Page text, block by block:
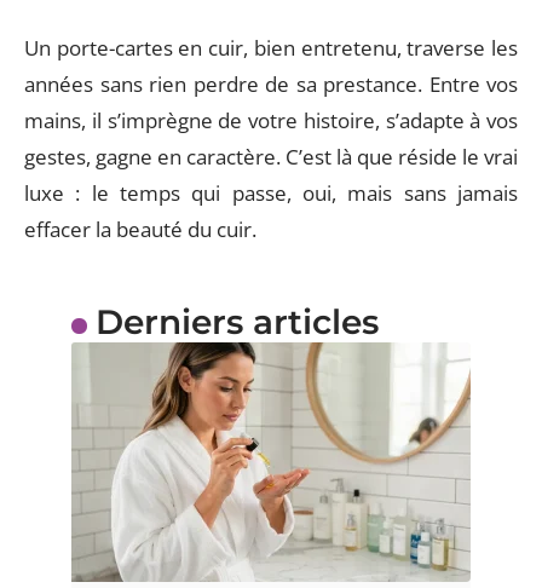
Un porte-cartes en cuir, bien entretenu, traverse les
années sans rien perdre de sa prestance. Entre vos
mains, il s’imprègne de votre histoire, s’adapte à vos
gestes, gagne en caractère. C’est là que réside le vrai
luxe : le temps qui passe, oui, mais sans jamais
effacer la beauté du cuir.
Derniers articles